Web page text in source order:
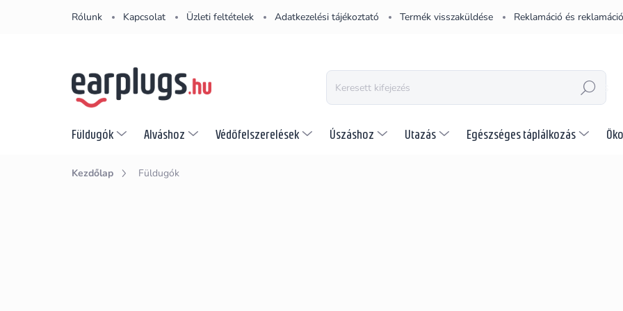
Rólunk Kapcsolat Üzleti feltételek Adatkezelési tájékoztató Termék visszaküldése Reklamáció és
KERESÉS
Füldugók Alváshoz Védőfelszerelések Úszáshoz Utazás Egészséges táplálkozás
Kezdőlap Füldugók